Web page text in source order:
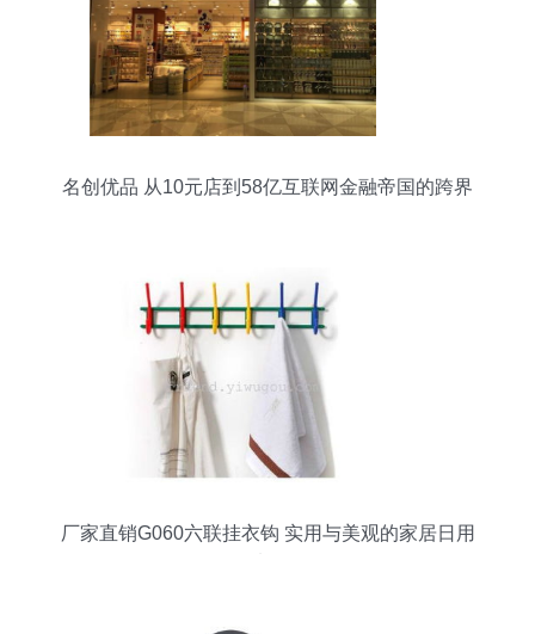
名创优品 从10元店到58亿互联网金融帝国的跨界
厂家直销G060六联挂衣钩 实用与美观的家居日用